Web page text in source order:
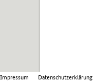
Impressum Datenschutzerklärung